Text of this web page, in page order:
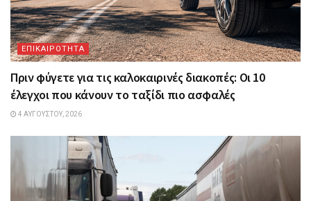
ΕΠΙΚΑΙΡΟΤΗΤΑ
Πριν φύγετε για τις καλοκαιρινές διακοπές: Οι 10
έλεγχοι που κάνουν το ταξίδι πιο ασφαλές
4 ΑΥΓΟΎΣΤΟΥ, 2026